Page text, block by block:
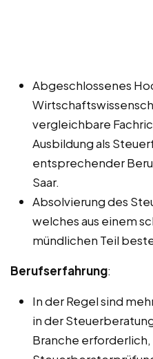
Abgeschlossenes
vergleichbare
Ausbildung als
entsprechender
Saar.
Absolvierung des
welches aus einem
mündlichen Teil
Berufserfahrung:
In der Regel sind
in der
Branche erforderlich,